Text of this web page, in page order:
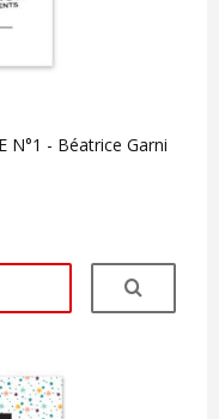
N°1 - Béatrice Garni